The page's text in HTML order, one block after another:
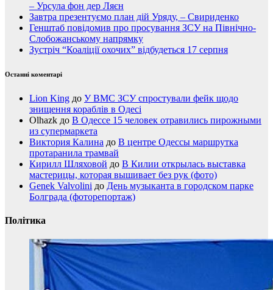
– Урсула фон дер Ляєн
Завтра презентуємо план дій Уряду, – Свириденко
Генштаб повідомив про просування ЗСУ на Північно-
Слобожанському напрямку
Зустріч “Коаліції охочих” відбудеться 17 серпня
Останні коментарі
Lion King до У ВМС ЗСУ спростували фейк щодо
знищення кораблів в Одесі
Olhazk до В Одессе 15 человек отравились пирожными
из супермаркета
Виктория Калина до В центре Одессы маршрутка
протаранила трамвай
Кирилл Шляховой до В Килии открылась выставка
мастерицы, которая вышивает без рук (фото)
Genek Valvolini до День музыканта в городском парке
Болграда (фоторепортаж)
Політика